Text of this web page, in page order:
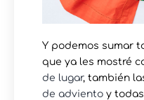
Y podemos sumar
que ya les mostré
de lugar, también
de adviento y